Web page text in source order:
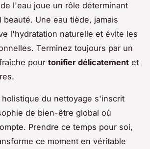
l'eau joue un rôle déterminant
beauté. Une eau tiède, jamais
l'hydratation naturelle et évite les
Terminez toujours par un
pour tonifier délicatement et
holistique du nettoyage s'inscrit
de bien-être global où
Prendre ce temps pour soi,
ce moment en véritable